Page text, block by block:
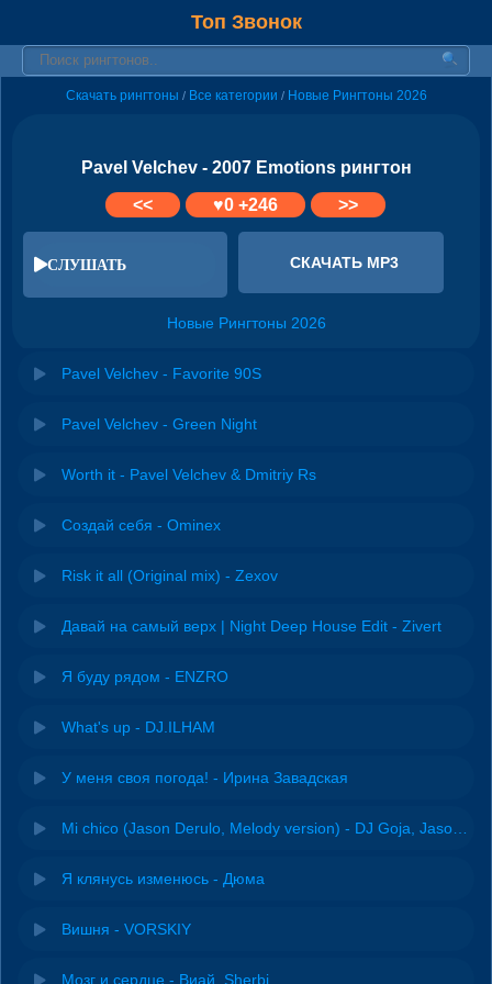
Топ Звонок
Скачать рингтоны / Все категории / Новые Рингтоны 2026
Pavel Velchev - 2007 Emotions рингтон
<<
♥0+246 >>
СЛУШАТЬ СКАЧАТЬ MP3
Новые Рингтоны 2026
Pavel Velchev - Favorite 90S
Pavel Velchev - Green Night
Worth it - Pavel Velchev & Dmitriy Rs
Создай себя - Ominex
Risk it all (Original mix) - Zexov
Давай на самый верх | Night Deep House Edit - Zivert
Я буду рядом - ENZRO
What's up - DJ.ILHAM
У меня своя погода! - Ирина Завадская
Я клянусь изменюсь - Дюма
Вишня - VORSKIY
Мозг и сердце - Виай, Sherbi